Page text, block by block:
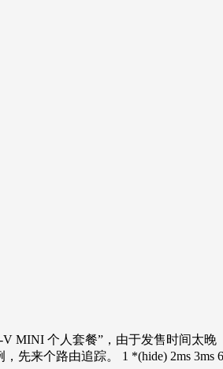
MINI 个人套餐”，由于发售时间太
来个路由追踪。 1 *(hide) 2ms 3ms